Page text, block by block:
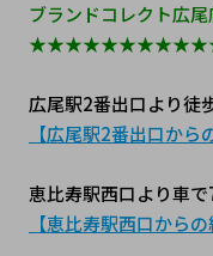
ブランドコレクト広
広尾駅2番出口より徒
【広尾駅2番出口から
恵比寿駅西口より車で
【恵比寿駅西口からの